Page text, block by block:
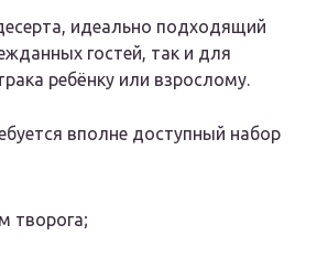
идеально подходящий
гостей, так и для
ребёнку или взрослому.
вполне доступный набор
творога;